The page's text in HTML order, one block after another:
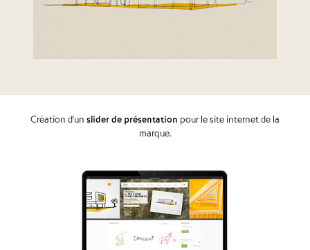
Création d'un slider de présentation pour le site internet de la
marque.